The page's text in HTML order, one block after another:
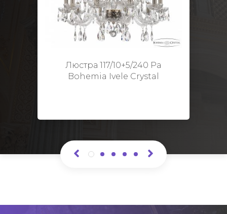
Люстра 117/10+5/240 Pa
Bohemia Ivele Crystal
Цвет арматуры: Патина/
Кол-во ламп: 15
Диаметр: 70 см